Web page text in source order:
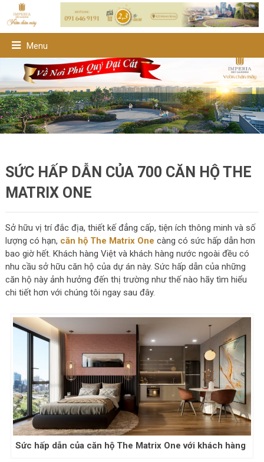
Menu
SỨC HẤP DẪN CỦA 700 CĂN HỘ THE
MATRIX ONE
Sở hữu vị trí đắc địa, thiết kế đẳng cấp, tiện ích thông minh và số
lượng có hạn, căn hộ The Matrix One càng có sức hấp dẫn hơn
bao giờ hết. Khách hàng Việt và khách hàng nước ngoài đều có
nhu cầu sở hữu căn hộ của dự án này. Sức hấp dẫn của những
căn hộ này ảnh hưởng đến thị trường như thế nào hãy tìm hiểu
chi tiết hơn với chúng tôi ngay sau đây.
Sức hấp dẫn của căn hộ The Matrix One với khách hàng